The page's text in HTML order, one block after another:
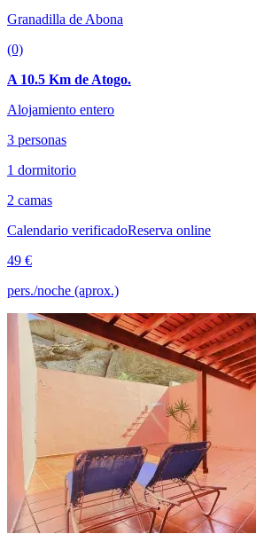
Granadilla de Abona
(0)
A 10.5 Km de Atogo.
Alojamiento entero
3 personas
1 dormitorio
2 camas
Calendario verificadoReserva online
49 €
pers./noche (aprox.)